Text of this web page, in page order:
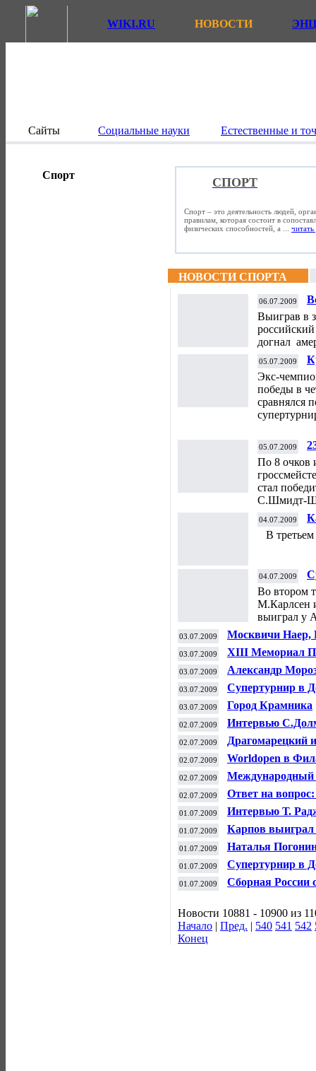
WIKI.RU НОВОСТИ
Сайты Социальные науки Естественные и
Спорт
СПОРТ
Спорт – это деятельность людей,
правилам, которая состоит в
физических способностей, а ... читать
НОВОСТИ СПОРТА
06.07.2009
Выиграв в
догнал
05.07.2009
Экс-
победы в
сравнялся
05.07.2009
По 8 очков
стал
С.Шмидт-
04.07.2009
В третьем
04.07.2009
Во втором
М.Карлсен
выиграл у
03.07.2009
Москвичи Наер,
Open
03.07.2009 ХIII Мемориал
03.07.2009
Александр
были такие
03.07.2009 Супертурнир в
03.07.2009 Город Крамника
02.07.2009 Интервью
02.07.2009
Драгомарецкий
турнире
02.07.2009 Worldopen в
02.07.2009 Международный
02.07.2009 Ответ на
01.07.2009 Интервью Т.
01.07.2009 Карпов выиграл
01.07.2009 Наталья
01.07.2009 Cупертурнир в
01.07.2009
Сборная России
Новости 10881 - 10900 из
Начало | Пред. | 540 541 542
Конец